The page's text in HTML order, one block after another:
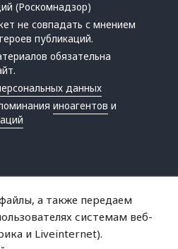
(Роскомнадзор)
не совпадать с мнением
публикаций.
обязательна
данных
иноагентов и
а также передаем
системам веб-
и Liveinternet).